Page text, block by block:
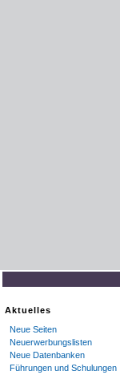
Aktuelles
Neue Seiten
Neuerwerbungslisten
Neue Datenbanken
Führungen und Schulungen